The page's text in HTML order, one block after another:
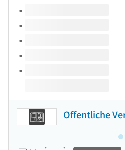
このタイトルの巻号
Offentliche